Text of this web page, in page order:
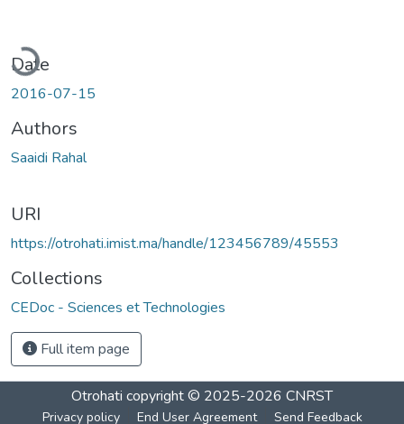
Date
2016-07-15
Authors
Saaidi Rahal
URI
https://otrohati.imist.ma/handle/123456789/45553
Collections
CEDoc - Sciences et Technologies
Full item page
Otrohati copyright © 2025-2026 CNRST
Privacy policy End User Agreement Send Feedback